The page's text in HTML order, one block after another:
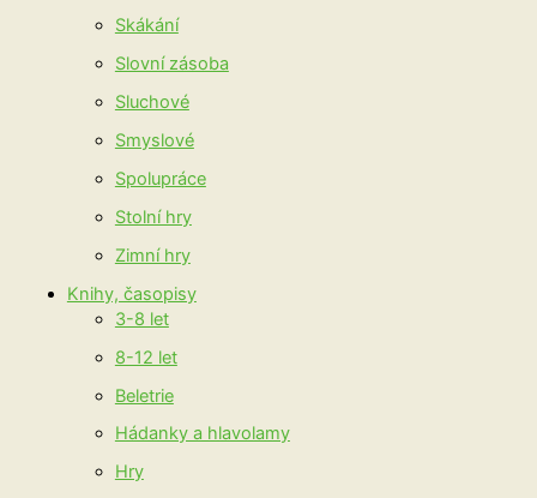
Skákání
Slovní zásoba
Sluchové
Smyslové
Spolupráce
Stolní hry
Zimní hry
Knihy, časopisy
3-8 let
8-12 let
Beletrie
Hádanky a hlavolamy
Hry